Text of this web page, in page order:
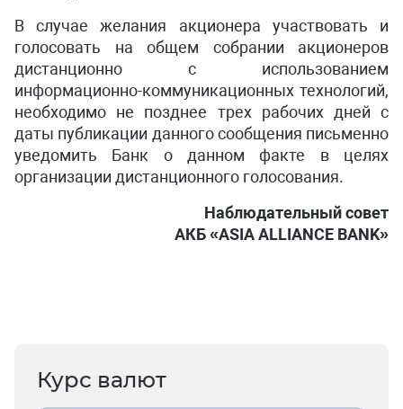
В случае желания акционера участвовать и
голосовать на общем собрании акционеров
дистанционно с использованием
информационно-коммуникационных технологий,
необходимо не позднее трех рабочих дней с
даты публикации данного сообщения письменно
уведомить Банк о данном факте в целях
организации дистанционного голосования.
Наблюдательный совет
АКБ«ASIAALLIANCE BANK»
Курс валют